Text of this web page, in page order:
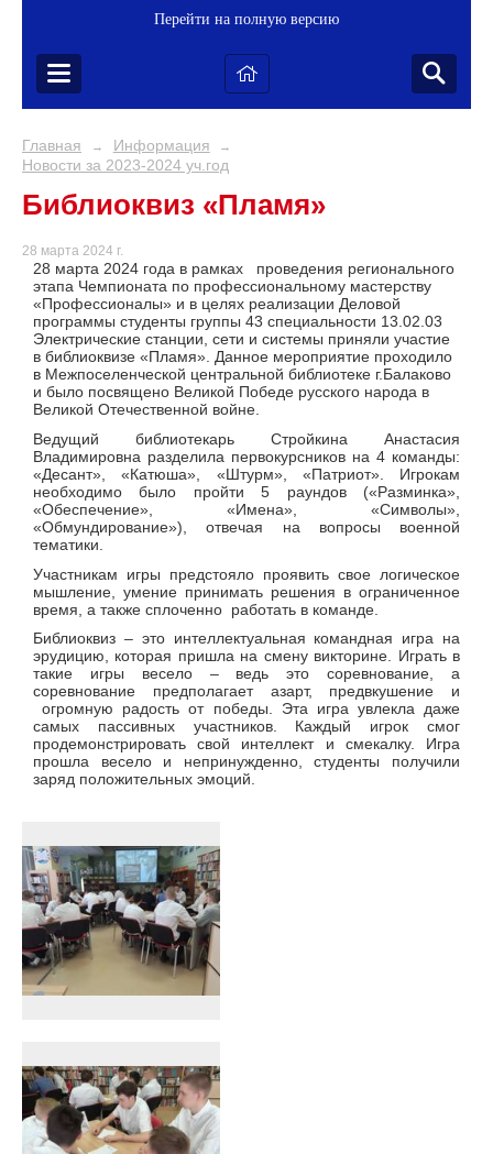
Перейти на полную версию
Главная → Информация →
Новости за 2023-2024 уч.год
Библиоквиз «Пламя»
28 марта 2024 г.
28 марта 2024 года в рамках
проведения регионального
этапа Чемпионата по профессиональному мастерству
«Профессионалы» и в целях реализации Деловой
программы студенты группы 43 специальности 13.02.03
Электрические станции, сети и системы приняли участие
в библиоквизе «Пламя». Данное мероприятие проходило
в Межпоселенческой центральной библиотеке г.Балаково
и было посвящено Великой Победе русского народа в
Великой Отечественной войне.
Ведущий библиотекарь Стройкина Анастасия
Владимировна разделила первокурсников на 4 команды:
«Десант», «Катюша», «Штурм», «Патриот». Игрокам
необходимо было пройти 5 раундов («Разминка»,
«Обеспечение», «Имена», «Символы»,
«Обмундирование»), отвечая на вопросы военной
тематики.
Участникам игры предстояло проявить свое логическое
мышление, умение принимать решения в ограниченное
время, а также сплоченно работать в команде.
Библиоквиз – это интеллектуальная командная игра на
эрудицию, которая пришла на смену викторине. Играть в
такие игры весело – ведь это соревнование, а
соревнование предполагает азарт, предвкушение и
огромную радость от победы. Эта игра увлекла даже
самых пассивных участников. Каждый игрок смог
продемонстрировать свой интеллект и смекалку. Игра
прошла весело и непринужденно, студенты получили
заряд положительных эмоций.